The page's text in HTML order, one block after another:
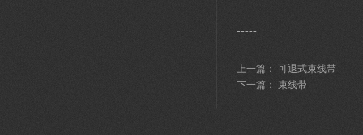
-----
上一篇： 可退式束线带
下一篇： 束线带